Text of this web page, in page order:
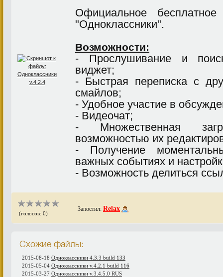
Официальное
"Одноклассники".
Возможности:
- Прослушивание и
виджет;
- Быстрая переписка с
смайлов;
- Удобное участие в
- Видеочат;
- Множественная
возможностью их
- Получение
важных событиях и
- Возможность делиться
(голосов: 0)
Запостил: Relax
Схожие файлы:
2015-08-18 Одноклассники 4.3.3 build 133
2015-05-04 Одноклассники v.4.2.1 build 116
2015-03-27 Одноклассники v.3.4.5.0 RUS